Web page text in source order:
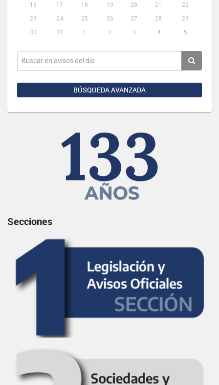
16
17 18 19 20 21
22
23
24 25 26 27 28
29
30
31 1 2 3 4 5
BÚSQUEDA AVANZADA
Secciones